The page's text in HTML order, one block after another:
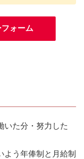
ォーム
いた分・努力した
よう年俸制と月給制